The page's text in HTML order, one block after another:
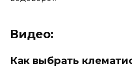
Видео:
Как выбрать